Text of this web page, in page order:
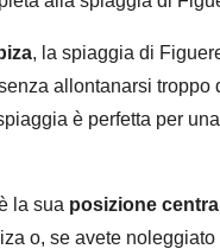
, la spiaggia di
allontanarsi troppo
è perfetta per
la sua posizione
o, se avete noleggiato